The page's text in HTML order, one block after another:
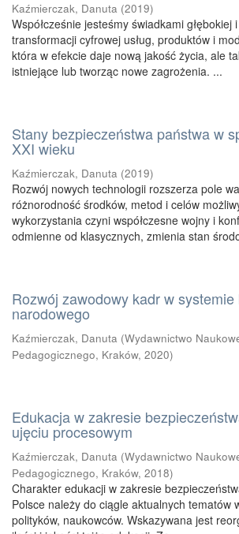
Kaźmierczak, Danuta (2019)
Współcześnie jesteśmy świadkami głębokiej
transformacji cyfrowej usług, produktów i
która w efekcie daje nową jakość życia, ale
istniejące lub tworząc nowe zagrożenia. ...
Stany bezpieczeństwa państwa w
XXI wieku
Kaźmierczak, Danuta (2019)
Rozwój nowych technologii rozszerza pole
różnorodność środków, metod i celów
wykorzystania czyni współczesne wojny i
odmienne od klasycznych, zmienia stan
Rozwój zawodowy kadr w
narodowego
Kaźmierczak, Danuta (Wydawnictwo
Pedagogicznego, Kraków, 2020)
Edukacja w zakresie
ujęciu procesowym
Kaźmierczak, Danuta (Wydawnictwo
Pedagogicznego, Kraków, 2018)
Charakter edukacji w zakresie
Polsce należy do ciągle aktualnych tematów
polityków, naukowców. Wskazywana jest